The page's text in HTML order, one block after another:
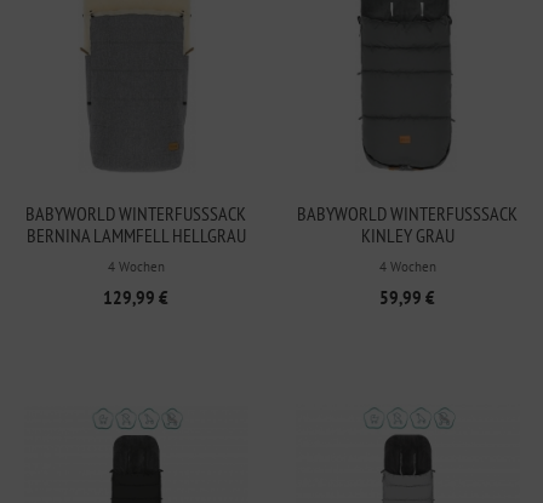
BABYWORLD WINTERFUSSSACK B
ERNINA LAMMFELL HELLGRAU M
ELANGE
4 Wochen
129,99 €
BABYWORLD WINTERFUSSSACK K
INLEY GRAU
4 Wochen
59,99 €